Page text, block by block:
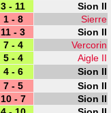
3 - 11
Sion II
1 - 8
Sierre
11 - 3
Sion II
7 - 4
Vercorin
5 - 4
Aigle II
4 - 6
Sion II
7 - 5
Sion II
10 - 7
Sion II